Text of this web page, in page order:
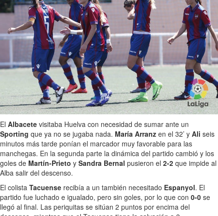
El Albacete visitaba Huelva con necesidad de sumar ante un
Sporting que ya no se jugaba nada. María Arranz en el 32’ y Ali seis
minutos más tarde ponían el marcador muy favorable para las
manchegas. En la segunda parte la dinámica del partido cambió y los
goles de Martín-Prieto y Sandra Bernal pusieron el 2-2 que impide al
Alba salir del descenso.
El colista Tacuense recibía a un también necesitado Espanyol. El
partido fue luchado e igualado, pero sin goles, por lo que con 0-0 se
llegó al final. Las periquitas se sitúan 2 puntos por encima del